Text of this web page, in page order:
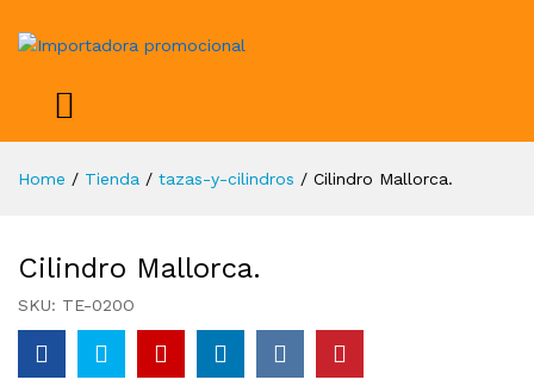
Home / Tienda / tazas-y-cilindros / Cilindro Mallorca.
Cilindro Mallorca.
SKU: TE-020O